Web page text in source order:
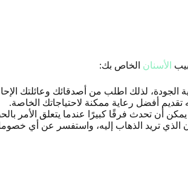
الأسنان الخاص بك:
لذلك اطلب من أصدقائك وعائلتك
أفضل رعاية ممكنة لاحتياجاتك الخاصة.
أن تحدث فرقًا كبيرًا عندما يتعلق الأمر
الذي تريد الذهاب إليه، واستفسر عن أي